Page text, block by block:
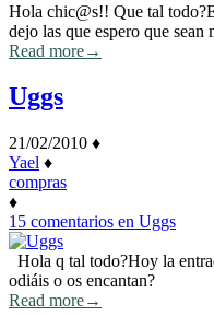
Hola chic@s!! Que tal
dejo las que espero que
Read more→
Uggs
21/02/2010 ♦
Yael ♦
compras
♦
15 comentarios en Uggs
Hola q tal todo?Hoy la
odiáis o os encantan?
Read more→